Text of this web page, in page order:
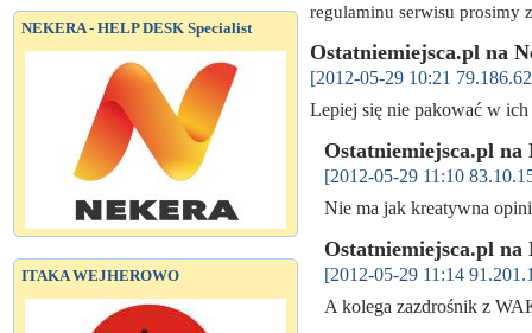
NEKERA - HELP DESK Specialist
ITAKA WEJHEROWO
regulaminu serwisu prosimy
Ostatniemiejsca.pl na
[2012-05-29 10:21
Lepiej się nie pakować w
Ostatniemiejsca.pl na
[2012-05-29 11:10
Nie ma jak kreatywna
Ostatniemiejsca.pl na
[2012-05-29 11:14
A kolega zazdrośnik z